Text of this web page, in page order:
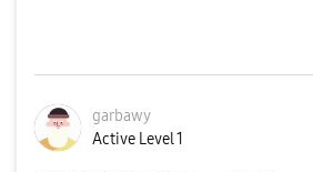
garbawy
Active Level 1